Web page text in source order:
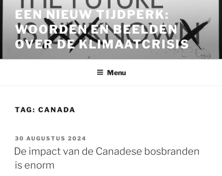
inhoud
EEN NIEUW TIJDPERK:
WOORDEN EN BEELDEN
OVER DE KLIMAATCRISIS
Menu
TAG: CANADA
GEPLAATST
OP
30 AUGUSTUS 2024
De impact van de Canadese bosbranden
is enorm